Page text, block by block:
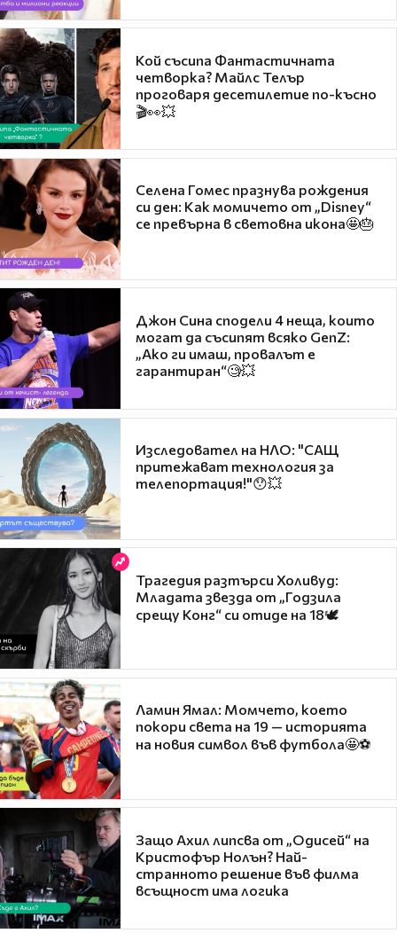
Кой съсипа Фантастичната
четворка? Майлс Телър
проговаря десетилетие по-късно
🎬👀💥
Селена Гомес празнува рождения
си ден: Как момичето от „Disney“
се превърна в световна икона🤩🎂
Джон Сина сподели 4 неща, които
могат да съсипят всяко GenZ:
„Ако ги имаш, провалът е
гарантиран“🧐💥
Изследовател на НЛО: "САЩ
притежават технология за
телепортация!"😯💥
Трагедия разтърси Холивуд:
Младата звезда от „Годзила
срещу Конг“ си отиде на 18🕊️
Ламин Ямал: Момчето, което
покори света на 19 — историята
на новия символ във футбола🤩⚽
Защо Ахил липсва от „Одисей“ на
Кристофър Нолън? Най-
странното решение във филма
всъщност има логика